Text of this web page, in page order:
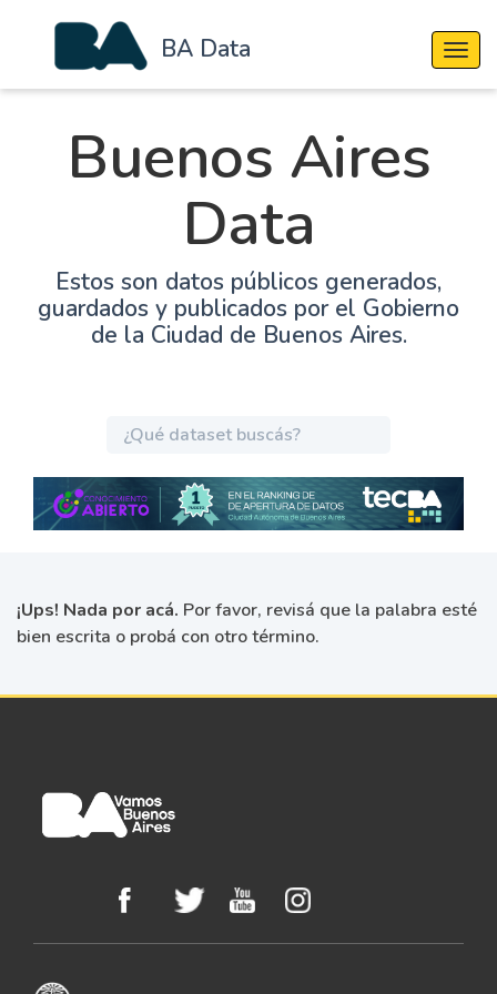
BA Data
Buenos Aires
Data
Estos son datos públicos generados,
guardados y publicados por el Gobierno
de la Ciudad de Buenos Aires.
¡Ups! Nada por acá. Por favor, revisá que la palabra esté
bien escrita o probá con otro término.